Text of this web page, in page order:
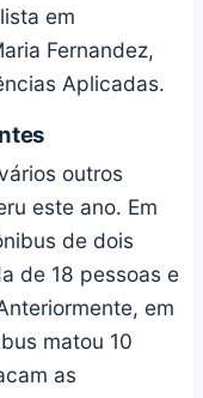
em
Fernandez,
Aplicadas.
outros
este ano. Em
de dois
de 18 pessoas e
em
matou 10
as